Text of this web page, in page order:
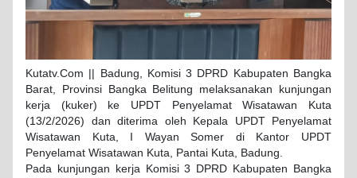
Kutatv.Com || Badung, Komisi 3 DPRD Kabupaten Bangka
Barat, Provinsi Bangka Belitung melaksanakan kunjungan
kerja (kuker) ke UPDT Penyelamat Wisatawan Kuta
(13/2/2026) dan diterima oleh Kepala UPDT Penyelamat
Wisatawan Kuta, I Wayan Somer di Kantor UPDT
Penyelamat Wisatawan Kuta, Pantai Kuta, Badung.
Pada kunjungan kerja Komisi 3 DPRD Kabupaten Bangka